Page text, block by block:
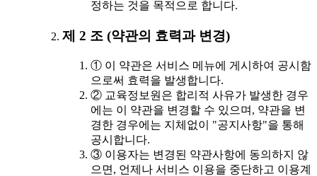
정하는 것을 목적으로 합니다.
제 2 조 (약관의 효력과 변경)
① 이 약관은 서비스 메뉴에 게시하여 공시함
으로써 효력을 발생합니다.
② 교육정보원은 합리적 사유가 발생한 경우
에는 이 약관을 변경할 수 있으며, 약관을 변
경한 경우에는 지체없이 "공지사항"을 통해
공시합니다.
③ 이용자는 변경된 약관사항에 동의하지 않
으면, 언제나 서비스 이용을 중단하고 이용계